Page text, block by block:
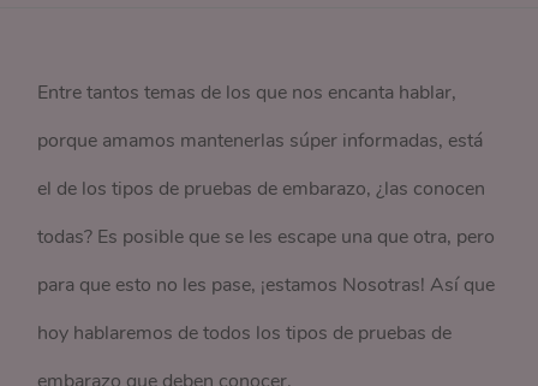
Entre tantos temas de los que nos encanta hablar,
porque amamos mantenerlas súper informadas, está
el de los tipos de pruebas de embarazo, ¿las conocen
todas? Es posible que se les escape una que otra, pero
para que esto no les pase, ¡estamos Nosotras! Así que
hoy hablaremos de todos los tipos de pruebas de